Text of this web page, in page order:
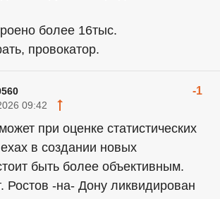
более 16тыс.
провокатор.
-1
09:42
при оценке статистических
в создании новых
быть более объективным.
Ростов -на- Дону ликвидирован